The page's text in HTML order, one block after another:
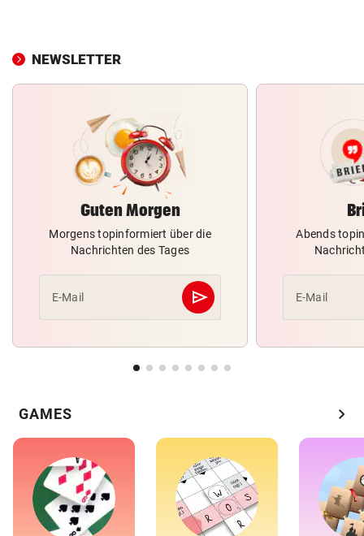
NEWSLETTER
Guten Morgen
Morgens topinformiert über die
Nachrichten des Tages
E-Mail send
Abschicken
Abends
E-Mail
GAMES chevron_right